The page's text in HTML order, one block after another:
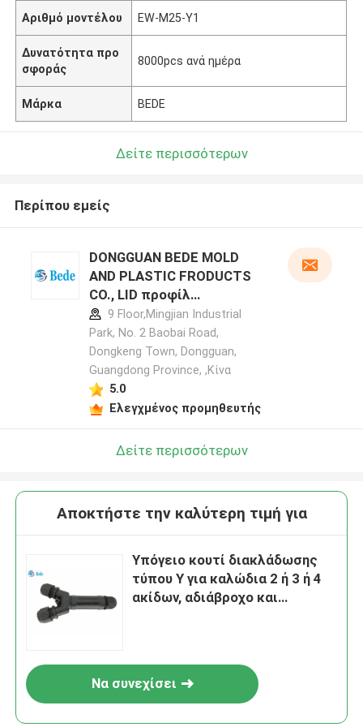
Αριθμό μοντέλου EW-M25-Y1
Δυνατότητα προ
σφοράς
8000pcs ανά ημέρα
Μάρκα BEDE
Δείτε περισσότερων
Περίπου εμείς
DONGGUAN BEDE MOLD
AND PLASTIC FRODUCTS
CO., LID προφίλ
κατασκευαστή
9 Floor,Mingjian Industrial
Park, No. 2 Baobai Road,
Dongkeng Town, Dongguan,
Guangdong Province, ,Κίνα
5.0
Ελεγχμένος προμηθευτής
Δείτε περισσότερων
Αποκτήστε την καλύτερη τιμή για
Υπόγειο κουτί διακλάδωσης
τύπου Υ για καλώδια 2 ή 3 ή 4
ακίδων, αδιάβροχο και
Να συνεχίσει